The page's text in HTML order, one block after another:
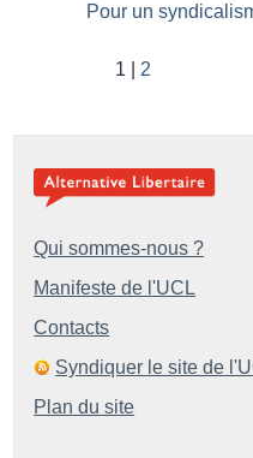
Pour un
1 2
Qui sommes-nous ?
Manifeste de l'UCL
Contacts
Syndiquer le site de
Plan du site